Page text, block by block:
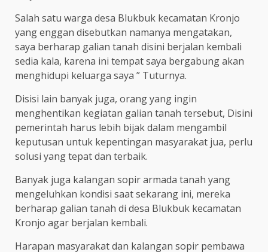
Salah satu warga desa Blukbuk kecamatan Kronjo
yang enggan disebutkan namanya mengatakan,
saya berharap galian tanah disini berjalan kembali
sedia kala, karena ini tempat saya bergabung akan
menghidupi keluarga saya ” Tuturnya.
Disisi lain banyak juga, orang yang ingin
menghentikan kegiatan galian tanah tersebut, Disini
pemerintah harus lebih bijak dalam mengambil
keputusan untuk kepentingan masyarakat jua, perlu
solusi yang tepat dan terbaik.
Banyak juga kalangan sopir armada tanah yang
mengeluhkan kondisi saat sekarang ini, mereka
berharap galian tanah di desa Blukbuk kecamatan
Kronjo agar berjalan kembali.
Harapan masyarakat dan kalangan sopir pembawa